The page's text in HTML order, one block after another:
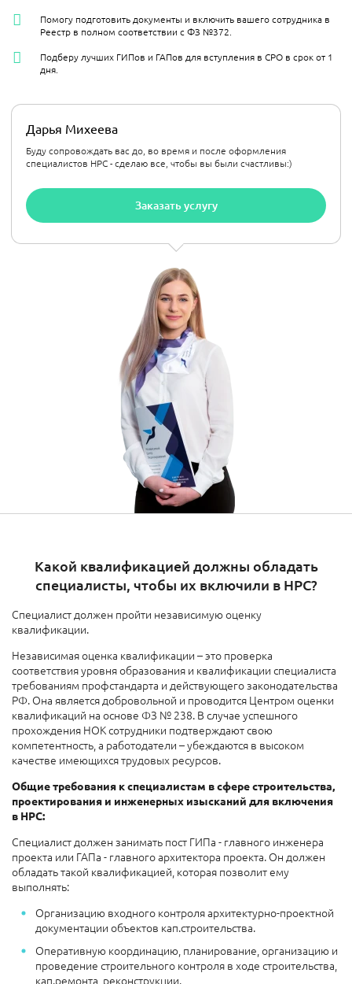
Дарья Михеева
Буду сопровождать вас до, во время и после оформления
специалистов НРС - сделаю все, чтобы вы были счастливы:)
Заказать услугу
Помогу подготовить документы и включить вашего сотрудника в
Реестр в полном соответствии с ФЗ №372.
Подберу лучших ГИПов и ГАПов для вступления в СРО в срок от 1
дня.
Какой квалификацией должны обладать
специалисты, чтобы их включили в НРС?
Специалист должен пройти независимую оценку
квалификации.
Независимая оценка квалификации – это проверка
соответствия уровня образования и квалификации специалиста
требованиям профстандарта и действующего законодательства
РФ. Она является добровольной и проводится Центром оценки
квалификаций на основе ФЗ № 238. В случае успешного
прохождения НОК сотрудники подтверждают свою
компетентность, а работодатели – убеждаются в высоком
качестве имеющихся трудовых ресурсов.
Общие требования к специалистам в сфере строительства,
проектирования и инженерных изысканий для включения
в НРС:
Специалист должен занимать пост ГИПа - главного инженера
проекта или ГАПа - главного архитектора проекта. Он должен
обладать такой квалификацией, которая позволит ему
выполнять:
Организацию входного контроля архитектурно-проектной
документации объектов кап.строительства.
Оперативную координацию, планирование, организацию и
проведение строительного контроля в ходе строительства,
кап.ремонта, реконструкции.